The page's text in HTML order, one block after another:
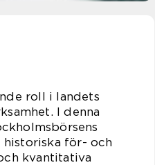
roll i landets
I denna
för- och
kvantitativa